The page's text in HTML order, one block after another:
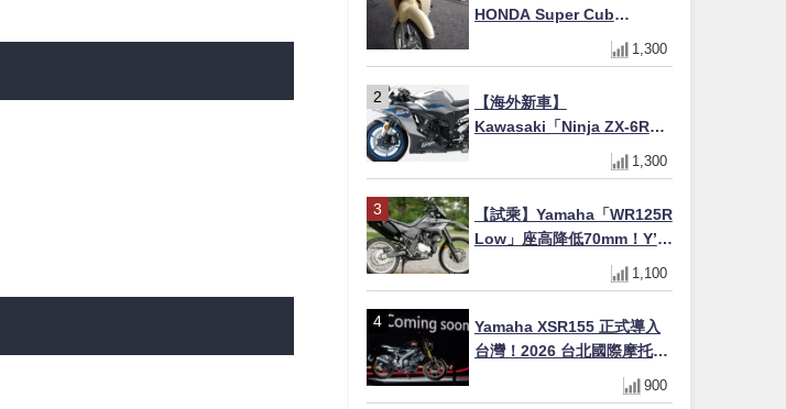
HONDA Super Cub
110【Webike愛車精選】
1,300
【海外新車】
Kawasaki「Ninja ZX-6R」
2027年式北美發表！636cc
四缸×銀河銀/暮光藍新色
美元起
1,300
【試乘】Yamaha「WR125R
Low」座高降低70mm！Y’s
Gear低座高座墊×低座高連桿
×腳踏著地感大幅改善，越野
1,100
Yamaha XSR155 正式導入
台灣！2026 台北國際摩托車
展亮相，70 週年紀念版
YZF-R 系列限量追加販售
900